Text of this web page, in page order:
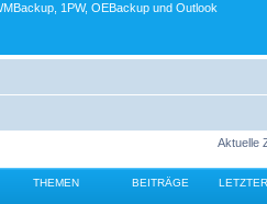
1PW, OEBackup und Outlook
Aktuelle
THEMEN BEITRÄGE